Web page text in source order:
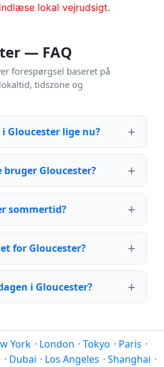
lokal vejrudsigt.
— FAQ
forespørgsel baseret på
tidszone og
Gloucester lige nu?
Gloucester?
sommertid?
for Gloucester?
i Gloucester?
York · London · Tokyo · Paris ·
· Dubai · Los Angeles · Shanghai ·